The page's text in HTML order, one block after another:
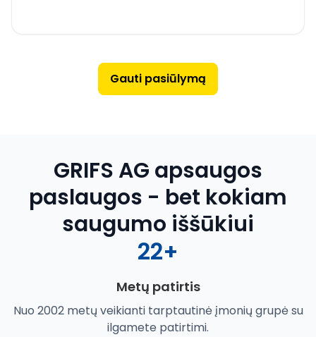
Gauti pasiūlymą
GRIFS AG apsaugos
paslaugos - bet kokiam
saugumo iššūkiui
22+
Metų patirtis
Nuo 2002 metų veikianti tarptautinė įmonių grupė su
ilgamete patirtimi.